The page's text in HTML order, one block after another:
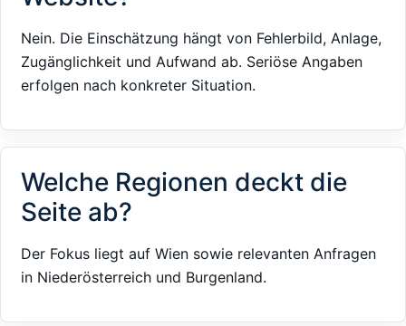
Nein. Die Einschätzung hängt von Fehlerbild, Anlage,
Zugänglichkeit und Aufwand ab. Seriöse Angaben
erfolgen nach konkreter Situation.
Welche Regionen deckt die
Seite ab?
Der Fokus liegt auf Wien sowie relevanten Anfragen
in Niederösterreich und Burgenland.